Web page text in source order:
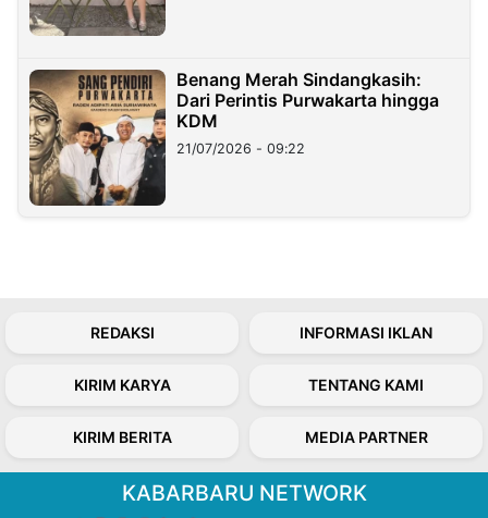
Benang Merah Sindangkasih:
Dari Perintis Purwakarta hingga
KDM
21/07/2026 - 09:22
REDAKSI INFORMASI IKLAN
KIRIM KARYA TENTANG KAMI
KIRIM BERITA MEDIA PARTNER
KABARBARU NETWORK